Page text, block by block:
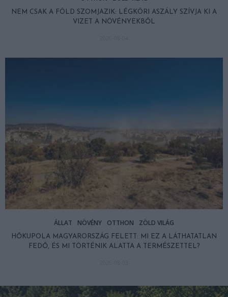
NEM CSAK A FÖLD SZOMJAZIK: LÉGKÖRI ASZÁLY SZÍVJA KI A
VIZET A NÖVÉNYEKBŐL
ÁLLAT NÖVÉNY OTTHON ZÖLD VILÁG
HŐKUPOLA MAGYARORSZÁG FELETT: MI EZ A LÁTHATATLAN
FEDŐ, ÉS MI TÖRTÉNIK ALATTA A TERMÉSZETTEL?